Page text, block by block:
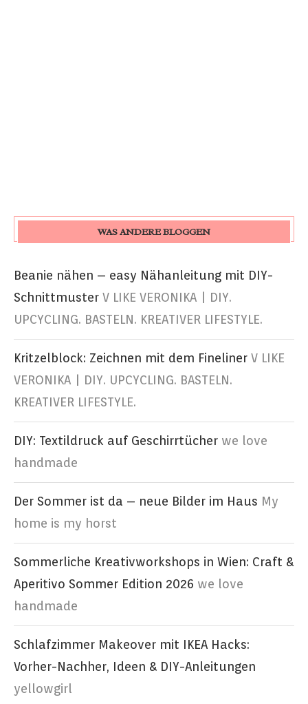
WAS ANDERE BLOGGEN
Beanie nähen – easy Nähanleitung mit DIY-
Schnittmuster V LIKE VERONIKA | DIY.
UPCYCLING. BASTELN. KREATIVER LIFESTYLE.
Kritzelblock: Zeichnen mit dem Fineliner V LIKE
VERONIKA | DIY. UPCYCLING. BASTELN.
KREATIVER LIFESTYLE.
DIY: Textildruck auf Geschirrtücher we love
handmade
Der Sommer ist da – neue Bilder im Haus My
home is my horst
Sommerliche Kreativworkshops in Wien: Craft &
Aperitivo Sommer Edition 2026 we love
handmade
Schlafzimmer Makeover mit IKEA Hacks:
Vorher-Nachher, Ideen & DIY-Anleitungen
yellowgirl